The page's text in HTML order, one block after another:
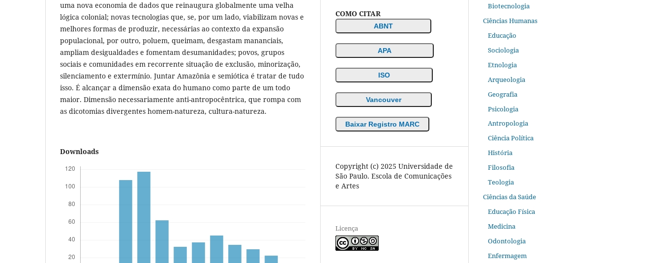
uma nova economia de dados que reinaugura globalmente uma velha
lógica colonial; novas tecnologias que, se, por um lado, viabilizam novas e
melhores formas de produzir, necessárias ao contexto da expansão
populacional, por outro, poluem, queimam, desgastam mananciais,
ampliam desigualdades e fomentam desumanidades; povos, grupos
sociais e comunidades em recorrente situação de exclusão, minorização,
silenciamento e extermínio. Juntar Amazônia e semiótica é tratar de tudo
isso. É alcançar a dimensão exata do humano como parte de um todo
maior. Dimensão necessariamente anti-antropocêntrica, que rompa com
as dicotomias divergentes homem-natureza, cultura-natureza.
Downloads
COMO CITAR
ABNT
APA
ISO
Vancouver
Baixar Registro MARC
Copyright (c) 2025 Universidade de
São Paulo. Escola de Comunicações
e Artes
Licença
Biotecnologia
Ciências Humanas
Educação
Sociologia
Etnologia
Arqueologia
Geografia
Psicologia
Antropologia
Ciência Política
História
Filosofia
Teologia
Ciências da Saúde
Educação Física
Medicina
Odontologia
Enfermagem